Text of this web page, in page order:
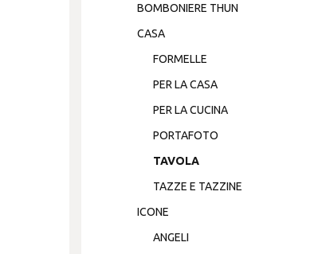
BOMBONIERE THUN
CASA
FORMELLE
PER LA CASA
PER LA CUCINA
PORTAFOTO
TAVOLA
TAZZE E TAZZINE
ICONE
ANGELI